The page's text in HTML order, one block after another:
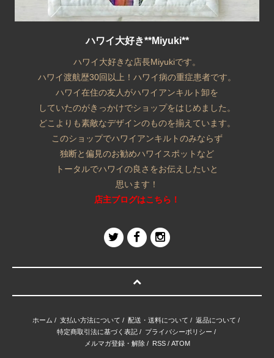
ハワイ大好き**Miyuki**
ハワイ大好きな店長Miyukiです。
ハワイ渡航歴30回以上！ハワイ病の重症患者です。
ハワイ在住の友人がハワイアンキルト卸を
していたのがきっかけでショップをはじめました。
どこよりも素敵なデザインのものを揃えています。
このショップでハワイアンキルトのみならず
独断と偏見のお勧めハワイスポットなど
トータルでハワイの良さをお伝えしたいと
思います！
店主ブログはこちら！
ホーム / 支払い方法について / 配送・送料について / 返品について /
特定商取引法に基づく表記/ プライバシーポリシー /
メルマガ登録・解除/ RSS/ ATOM